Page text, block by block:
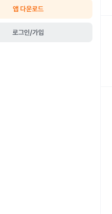
앱 다운로드
로그인/가입